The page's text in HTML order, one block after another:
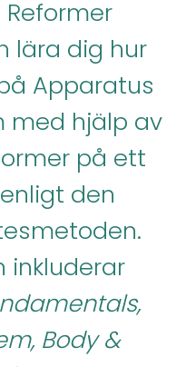
lära dig hur
Apparatus
med hjälp av
på ett
den
inkluderar
Body &